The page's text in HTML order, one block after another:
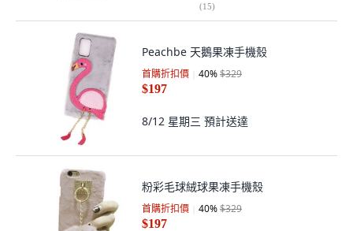
(15)
Peachbe 天鵝果凍手機殼
首購折扣價 40%$329
$197
8/12 星期三 預計送達
粉彩毛球絨球果凍手機殼
首購折扣價 40%$329
$197